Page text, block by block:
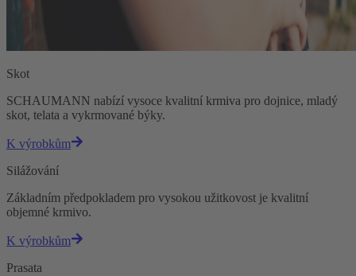
Skot
SCHAUMANN nabízí vysoce kvalitní krmiva pro dojnice, mladý
skot, telata a vykrmované býky.
K výrobkům
Silážování
Základním předpokladem pro vysokou užitkovost je kvalitní
objemné krmivo.
K výrobkům
Prasata